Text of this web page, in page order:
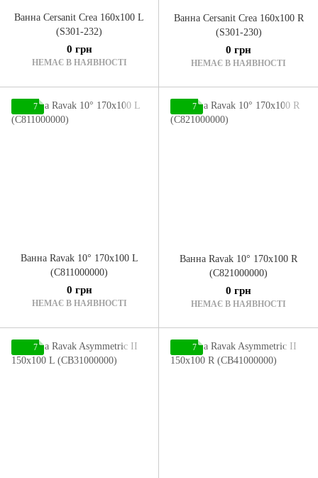
Ванна Cersanit Crea 160x100 L
(S301-232)
0 грн
НЕМАЄ В НАЯВНОСТІ
Ванна Cersanit Crea 160x100 R
(S301-230)
0 грн
НЕМАЄ В НАЯВНОСТІ
7
Ванна Ravak 10° 170x100 L
(C811000000)
0 грн
НЕМАЄ В НАЯВНОСТІ
7
Ванна Ravak 10° 170x100 R
(C821000000)
0 грн
НЕМАЄ В НАЯВНОСТІ
7 7